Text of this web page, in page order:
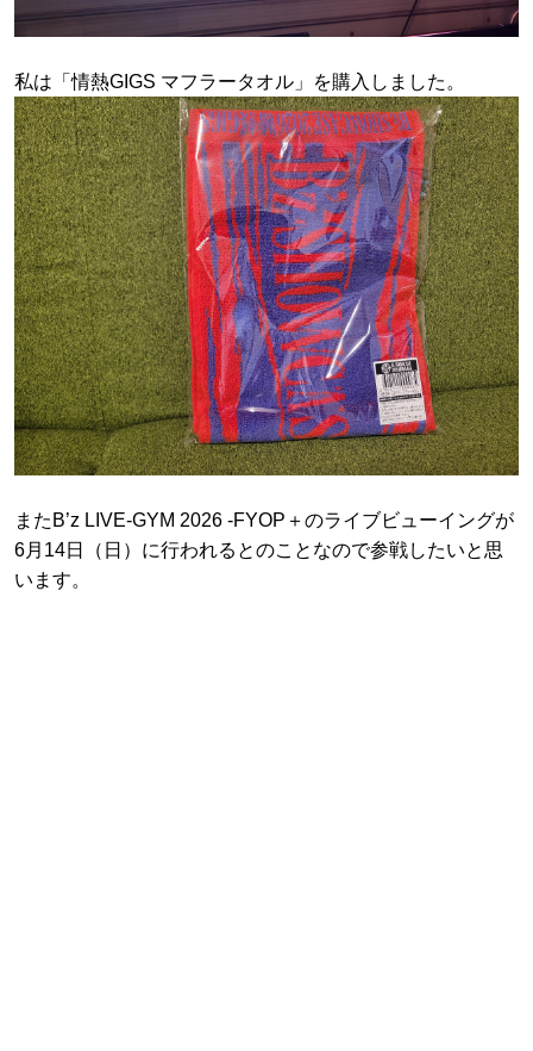
私は「情熱GIGS マフラータオル」を購入しました。
またB’z LIVE-GYM 2026 -FYOP＋のライブビューイングが
6月14日（日）に行われるとのことなので参戦したいと思
います。